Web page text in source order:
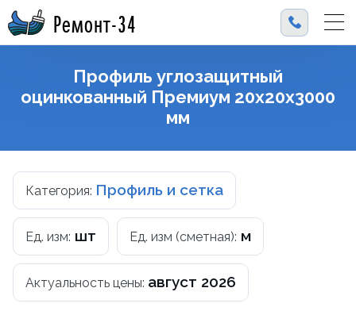
Ремонт-34
Профиль углозащитный
оцинкованный Премиум 20х20x3000
мм
Категория: Профиль и сетка
Ед. изм: шт Ед. изм (сметная): м
Актуальность цены: август 2026